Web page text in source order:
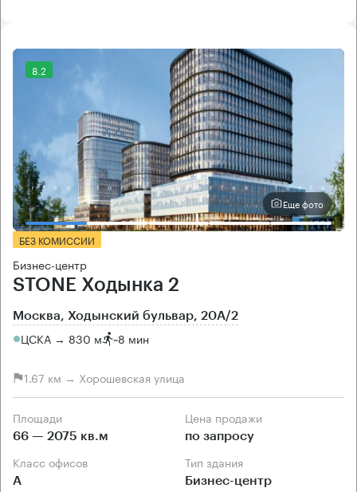
8.2
Еще фото
БЕЗ КОМИССИИ
Бизнес-центр
STONE Ходынка 2
Москва, Ходынский бульвар, 20А/2
ЦСКА → 830 м ~8 мин
1.67 км → Хорошевская улица
Площади
66 — 2075 кв.м
Цена продажи
по запросу
Класс офисов
А
Тип здания
Бизнес-центр